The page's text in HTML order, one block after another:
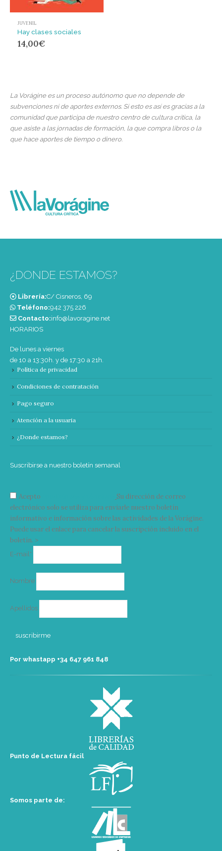
JUVENIL
Hay clases sociales
14,00€
La Vorágine es un proceso autónomo que no depende de
subvenciones ni de aportes externos. Si esto es así es gracias a la
comunidad que participa de nuestro centro de cultura crítica, la
que asiste a las jornadas de formación, la que compra libros o la
que hace aportes de tiempo o dinero.
¿DONDE ESTAMOS?
Librería:C/ Cisneros, 69
Teléfono:‭942 375 226‬
Contacto:info@lavoragine.net
HORARIOS
De lunes a viernes
de 10 a 13:30h. y de 17:30 a 21h.
Política de privacidad
Condiciones de contratación
Pago seguro
Atención a la usuaria
¿Donde estamos?
Suscribirse a nuestro boletín semanal
Acepto
Su dirección de correo
electrónico solo se utiliza para enviarle nuestro boletín
informativo e información sobre las actividades de la Vorágine.
Puede usar el enlace para cancelar la suscripción incluido en el
boletín. >
E-mail*
Nombre
Apellidos
Por whastapp +34 ‭647 961 848‬
Punto de Lectura fácil
Somos parte de: